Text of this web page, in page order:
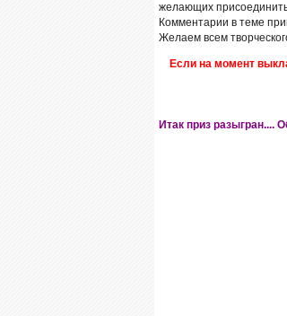
желающих
Комментарии в теме
Желаем всем
Если на момент
Итак приз разыгран....